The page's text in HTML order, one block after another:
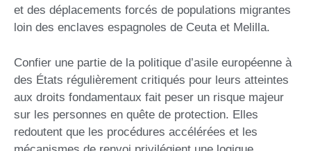
et des déplacements forcés de populations migrantes
loin des enclaves espagnoles de Ceuta et Melilla.
Confier une partie de la politique d’asile européenne à
des États régulièrement critiqués pour leurs atteintes
aux droits fondamentaux fait peser un risque majeur
sur les personnes en quête de protection. Elles
redoutent que les procédures accélérées et les